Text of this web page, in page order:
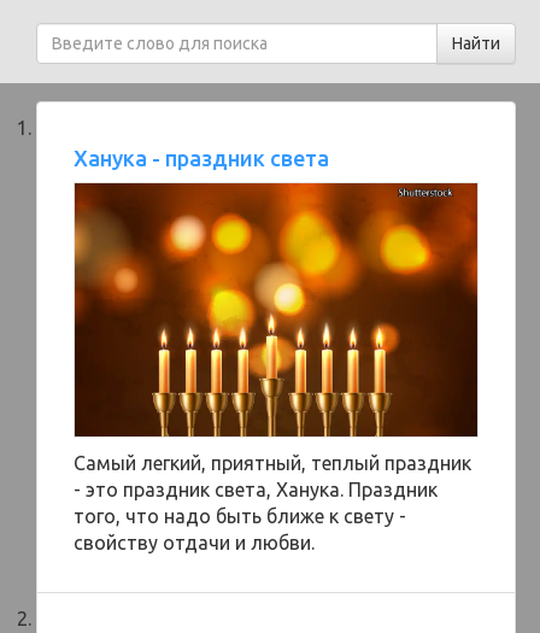
Ханука - праздник света
Самый легкий, приятный, теплый праздник
- это праздник света, Ханука. Праздник
того, что надо быть ближе к свету -
свойству отдачи и любви.